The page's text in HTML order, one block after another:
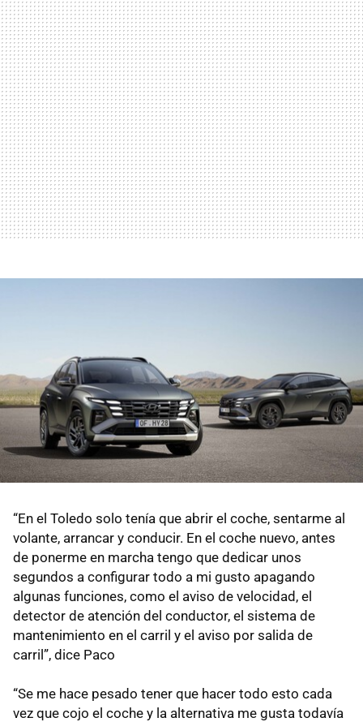
“En el Toledo solo tenía que abrir el coche, sentarme al
volante, arrancar y conducir. En el coche nuevo, antes
de ponerme en marcha tengo que dedicar unos
segundos a configurar todo a mi gusto apagando
algunas funciones, como el aviso de velocidad, el
detector de atención del conductor, el sistema de
mantenimiento en el carril y el aviso por salida de
carril”, dice Paco
“Se me hace pesado tener que hacer todo esto cada
vez que cojo el coche y la alternativa me gusta todavía